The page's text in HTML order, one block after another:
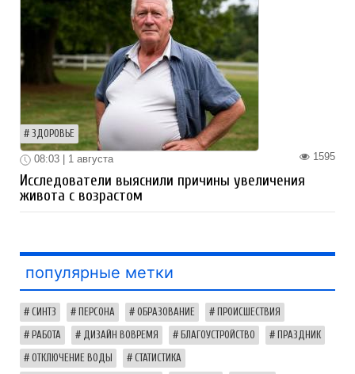
ЗДОРОВЬЕ
1595
08:03 | 1 августа
Исследователи выяснили причины увеличения
живота с возрастом
популярные метки
СИНТЗ ПЕРСОНА ОБРАЗОВАНИЕ ПРОИСШЕСТВИЯ
РАБОТА ДИЗАЙН ВОВРЕМЯ БЛАГОУСТРОЙСТВО ПРАЗДНИК
ОТКЛЮЧЕНИЕ ВОДЫ СТАТИСТИКА